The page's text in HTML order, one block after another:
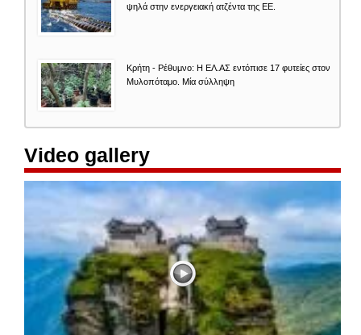
ψηλά στην ενεργειακή ατζέντα της ΕΕ.
Κρήτη - Ρέθυμνο: Η ΕΛ.ΑΣ εντόπισε 17 φυτείες στον
Μυλοπόταμο. Μία σύλληψη
Video gallery